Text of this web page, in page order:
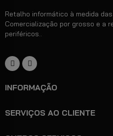
Retalho informático à medida
Comercialização por grosso e a
periféricos..
INFORMAÇÃO
SERVIÇOS AO CLIENTE